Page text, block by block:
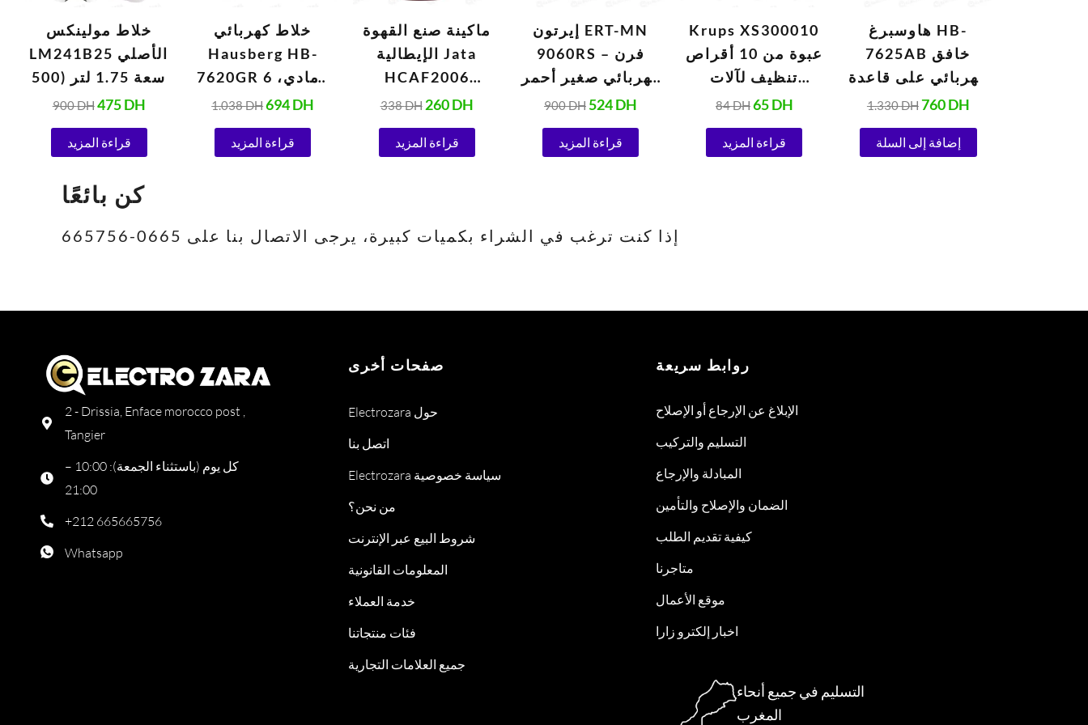
خلاط مولينكس
LM241B25 الأصلي
سعة 1.75 لتر (500
واط، 220 فولت،
أبيض)
900DH475DH
قراءة المزيد
خلاط كهربائي
Hausberg HB-
7620GR رمادي، 6
سرعات، 5 لترات
(1000 واط)
1.038DH694DH
قراءة المزيد
ماكينة صنع القهوة
الإيطالية Jata
HCAF2006
Vulcano بسعة 6
أكواب
338DH 260DH
قراءة المزيد
إيرتون ERT-MN
9060RS – فرن
كهربائي صغير أحمر
(1420 واط)
900DH524DH
قراءة المزيد
Krups XS300010
عبوة من 10 أقراص
تنظيف لآلات
الإسبريسو
الأوتوماتيكية 1.5
جرام
84DH65DH
قراءة المزيد
هاوسبرغ HB-
7625AB خافق
كهربائي على قاعدة
700 واط
1.330DH760DH
إضافة إلى السلة
كن بائعًا
إذا كنت ترغب في الشراء بكميات كبيرة، يرجى الاتصال بنا على 0665-665756
2 - Drissia, Enface morocco post ,
Tangier
كل يوم (باستثناء الجمعة): 10:00 –
21:00
+212 665665756
Whatsapp
صفحات أخرى
Electrozara حول
اتصل بنا
Electrozara سياسة خصوصية
من نحن؟
شروط البيع عبر الإنترنت
المعلومات القانونية
خدمة العملاء
فئات منتجاتنا
جميع العلامات التجارية
روابط سريعة
الإبلاغ عن الإرجاع أو الإصلاح
التسليم والتركيب
المبادلة والإرجاع
الضمان والإصلاح والتأمين
كيفية تقديم الطلب
متاجرنا
موقع الأعمال
اخبار إلكترو زارا
التسليم في جميع أنحاء
المغرب